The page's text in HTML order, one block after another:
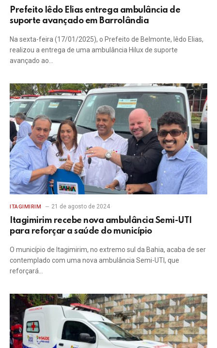
Prefeito Iêdo Elias entrega ambulância de
suporte avançado em Barrolândia
Na sexta-feira (17/01/2025), o Prefeito de Belmonte, Iêdo Elias,
realizou a entrega de uma ambulância Hilux de suporte
avançado ao…
ITAGIMIRIM 21 de agosto de 2024
Itagimirim recebe nova ambulância Semi-UTI
para reforçar a saúde do município
O município de Itagimirim, no extremo sul da Bahia, acaba de ser
contemplado com uma nova ambulância Semi-UTI, que
reforçará…